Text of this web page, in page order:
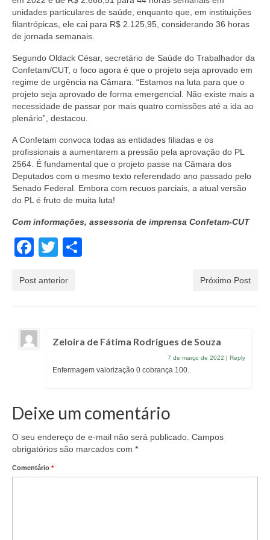
unidades particulares de saúde, enquanto que, em instituições
filantrópicas, ele cai para R$ 2.125,95, considerando 36 horas
de jornada semanais.
Segundo Oldack César, secretário de Saúde do Trabalhador da
Confetam/CUT, o foco agora é que o projeto seja aprovado em
regime de urgência na Câmara. “Estamos na luta para que o
projeto seja aprovado de forma emergencial. Não existe mais a
necessidade de passar por mais quatro comissões até a ida ao
plenário”, destacou.
A Confetam convoca todas as entidades filiadas e os
profissionais a aumentarem a pressão pela aprovação do PL
2564. É fundamental que o projeto passe na Câmara dos
Deputados com o mesmo texto referendado ano passado pelo
Senado Federal. Embora com recuos parciais, a atual versão
do PL é fruto de muita luta!
Com informações, assessoria de imprensa Confetam-CUT
Facebook
Twitter
Post anterior Próximo Post
Zeloira de Fátima Rodrigues de Souza
7 de março de 2022 | Reply
Enfermagem valorização 0 cobrança 100.
Deixe um comentário
O seu endereço de e-mail não será publicado. Campos
obrigatórios são marcados com *
Comentário *